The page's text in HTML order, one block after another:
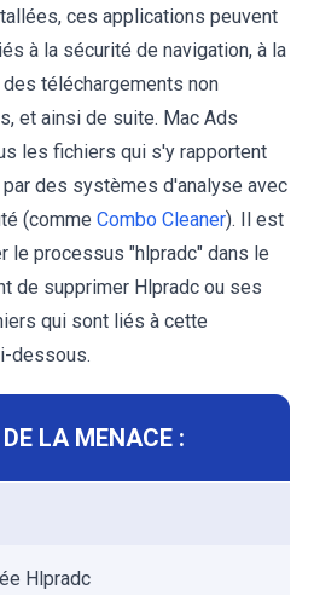
ces applications peuvent
à la sécurité de navigation, à la
téléchargements non
et ainsi de suite. Mac Ads
les fichiers qui s'y rapportent
des systèmes d'analyse avec
(comme Combo Cleaner). Il est
le processus "hlpradc" dans le
de supprimer Hlpradc ou ses
qui sont liés à cette
dessous.
LA MENACE :
Hlpradc